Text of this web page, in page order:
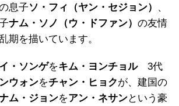
息子ソ・フィ（ヤン・セジョン）
、
ナム・ソノ（ウ・ドファン） の友情
期を描いています。
・ソンゲをキム・ヨンチョル3代
ウォンをチャン・ヒョクが、建国の
ム・ジョンをアン・ネサンという豪